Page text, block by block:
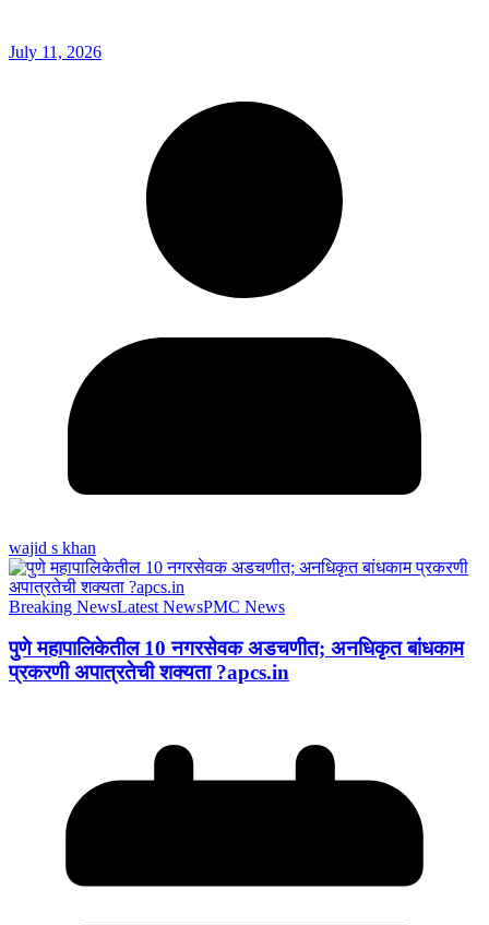
July 11, 2026
wajid s khan
Breaking NewsLatest NewsPMC News
पुणे महापालिकेतील 10 नगरसेवक अडचणीत; अनधिकृत बांधकाम
प्रकरणी अपात्रतेची शक्यता ?apcs.in